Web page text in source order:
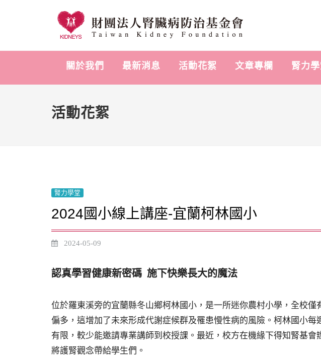
關於我們 最新消息 活動花絮 文章專欄 腎力
活動花絮
腎力學堂
2024國小線上講座-宜蘭柯林國小
2024-05-09
認真學習健康新密碼 施下快樂長大的魔法
位於羅東溪旁的宜蘭縣冬山鄉柯林國小，是一所迷你農村小學，全校
偏多，這增加了未來形成代謝症候群及罹患慢性病的風險。柯林國小
有限，較少能邀請專業講師到校授課。最近，校方在機緣下得知腎基
將護腎觀念帶給學生們。